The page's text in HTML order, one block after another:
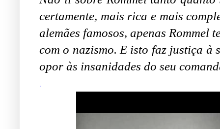
certamente, mais rica e mais
alemães famosos, apenas
com o nazismo. E isto faz justiça
opor às insanidades do seu
.